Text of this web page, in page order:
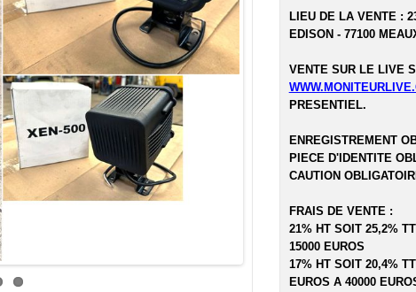
LIEU DE LA VENTE :
EDISON - 77100
VENTE SUR LE LIVE
PRESENTIEL.
ENREGISTREMENT
PIECE D'IDENTITE
CAUTION
FRAIS DE VENTE :
21% HT SOIT 25,2%
15000 EUROS
17% HT SOIT 20,4%
EUROS A 40000